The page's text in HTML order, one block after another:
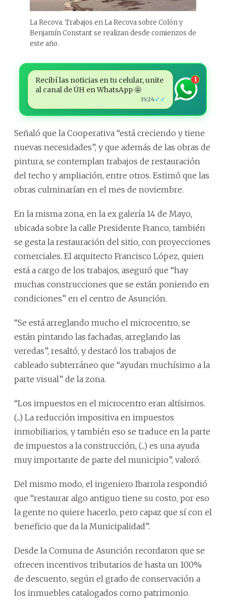
La Recova. Trabajos en La Recova sobre Colón y
Benjamín Constant se realizan desde comienzos de
este año.
Recibí las noticias en tu celular, unite
al canal de ÚH en WhatsApp 🤩
15:24✓✓
1
Señaló que la Cooperativa “está creciendo y tiene
nuevas necesidades”, y que además de las obras de
pintura, se contemplan trabajos de restauración
del techo y ampliación, entre otros. Estimó que las
obras culminarían en el mes de noviembre.
En la misma zona, en la ex galería 14 de Mayo,
ubicada sobre la calle Presidente Franco, también
se gesta la restauración del sitio, con proyecciones
comerciales. El arquitecto Francisco López, quien
está a cargo de los trabajos, aseguró que “hay
muchas construcciones que se están poniendo en
condiciones” en el centro de Asunción.
“Se está arreglando mucho el microcentro, se
están pintando las fachadas, arreglando las
veredas”, resaltó, y destacó los trabajos de
cableado subterráneo que “ayudan muchísimo a la
parte visual” de la zona.
“Los impuestos en el microcentro eran altísimos.
(...) La reducción impositiva en impuestos
inmobiliarios, y también eso se traduce en la parte
de impuestos a la construcción, (...) es una ayuda
muy importante de parte del municipio”, valoró.
Del mismo modo, el ingeniero Ibarrola respondió
que “restaurar algo antiguo tiene su costo, por eso
la gente no quiere hacerlo, pero capaz que sí con el
beneficio que da la Municipalidad”.
Desde la Comuna de Asunción recordaron que se
ofrecen incentivos tributarios de hasta un 100%
de descuento, según el grado de conservación a
los inmuebles catalogados como patrimonio.